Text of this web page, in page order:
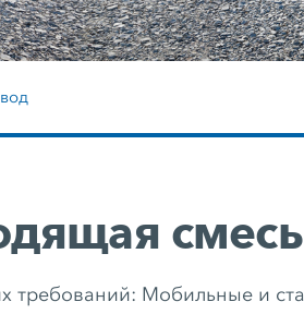
требований: Мобильные и